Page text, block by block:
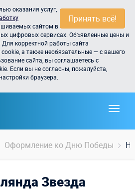
Принять всё!
оказания услуг,
сайтом в
цифровых сервисах. Объявленные цены и
корректной работы сайта
а также необязательные — с вашего
сайта, вы соглашаетесь с
Если вы не согласны, пожалуйста,
браузера.
Оформление ко Дню Победы
Звезда